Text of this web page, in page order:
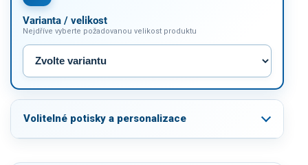
Varianta / velikost
Nejdříve vyberte požadovanou velikost produktu
Volitelné potisky a personalizace